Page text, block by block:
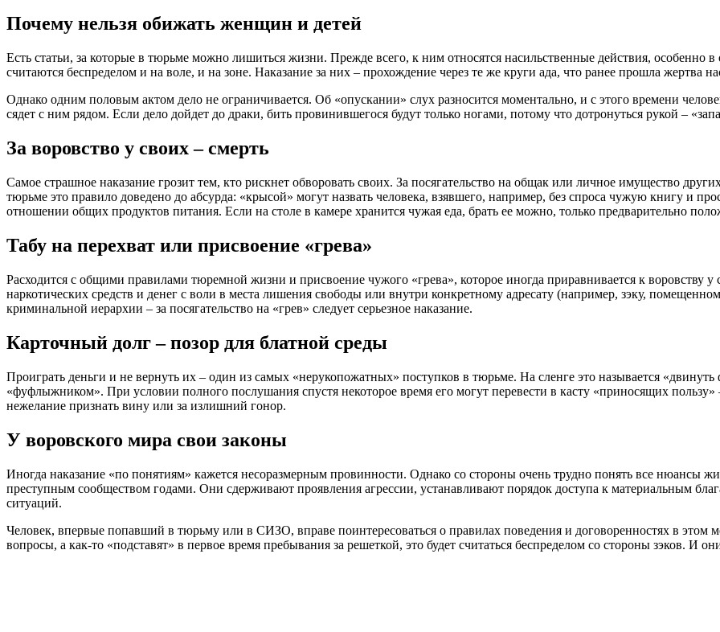
Почему нельзя обижать женщин и детей
Есть статьи, за которые в тюрьме можно лишиться жизни. Прежде всего, к ним относятся насильственные действия, особенно
считаются беспределом и на воле, и на зоне. Наказание за них – прохождение через те же круги ада, что ранее прошла жертва
Однако одним половым актом дело не ограничивается. Об «опускании» слух разносится моментально, и с этого времени
сядет с ним рядом. Если дело дойдет до драки, бить провинившегося будут только ногами, потому что дотронуться рукой –
За воровство у своих – смерть
Самое страшное наказание грозит тем, кто рискнет обворовать своих. За посягательство на общак или личное имущество
тюрьме это правило доведено до абсурда: «крысой» могут назвать человека, взявшего, например, без спроса чужую книгу и
отношении общих продуктов питания. Если на столе в камере хранится чужая еда, брать ее можно, только предварительно
Табу на перехват или присвоение «грева»
Расходится с общими правилами тюремной жизни и присвоение чужого «грева», которое иногда приравнивается к воровству у
наркотических средств и денег с воли в места лишения свободы или внутри конкретному адресату (например, зэку,
криминальной иерархии – за посягательство на «грев» следует серьезное наказание.
Карточный долг – позор для блатной среды
Проиграть деньги и не вернуть их – один из самых «нерукопожатных» поступков в тюрьме. На сленге это называется
«фуфлыжником». При условии полного послушания спустя некоторое время его могут перевести в касту «приносящих
нежелание признать вину или за излишний гонор.
У воровского мира свои законы
Иногда наказание «по понятиям» кажется несоразмерным провинности. Однако со стороны очень трудно понять все нюансы
преступным сообществом годами. Они сдерживают проявления агрессии, устанавливают порядок доступа к материальным
ситуаций.
Человек, впервые попавший в тюрьму или в СИЗО, вправе поинтересоваться о правилах поведения и договоренностях в этом
вопросы, а как-то «подставят» в первое время пребывания за решеткой, это будет считаться беспределом со стороны зэков. И